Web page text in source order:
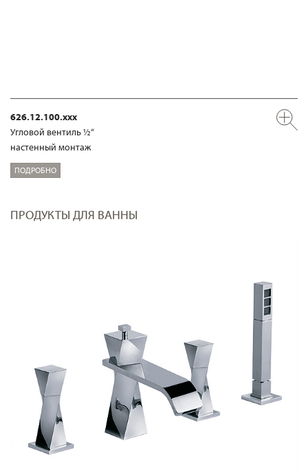
626.12.100.xxx
Угловой вентиль ½“
настенный монтаж
ПОДРОБНО
ПРОДУКТЫ ДЛЯ ВАННЫ